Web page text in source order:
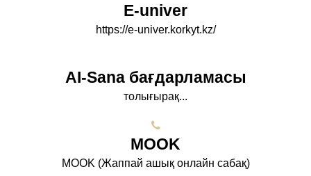
E-univer
https://e-univer.korkyt.kz/
AI-Sana бағдарламасы
толығырақ...
МООK
МООK (Жаппай ашық онлайн сабақ)